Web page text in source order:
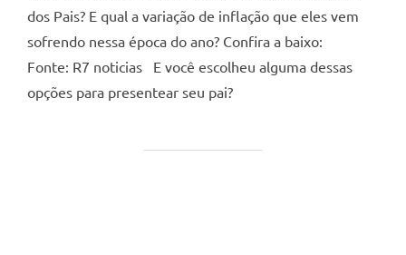
dos Pais? E qual a variação de inflação que eles vem
sofrendo nessa época do ano? Confira a baixo:
Fonte: R7 noticias E você escolheu alguma dessas
opções para presentear seu pai?